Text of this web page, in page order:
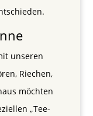
unseren
Riechen,
möchten
„Tee-